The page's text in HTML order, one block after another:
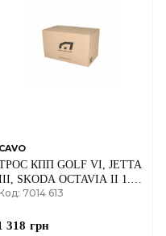
CAVO
КПП GOLF VI, JETTA
SKODA OCTAVIA II 1.6
04- VW
Код: 7014 613
318 грн